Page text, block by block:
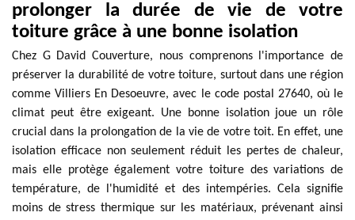
prolonger la durée de vie de votre
toiture grâce à une bonne isolation
Chez G David Couverture, nous comprenons l'importance de
préserver la durabilité de votre toiture, surtout dans une région
comme Villiers En Desoeuvre, avec le code postal 27640, où le
climat peut être exigeant. Une bonne isolation joue un rôle
crucial dans la prolongation de la vie de votre toit. En effet, une
isolation efficace non seulement réduit les pertes de chaleur,
mais elle protège également votre toiture des variations de
température, de l'humidité et des intempéries. Cela signifie
moins de stress thermique sur les matériaux, prévenant ainsi